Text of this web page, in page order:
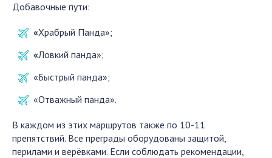
Добавочные пути:
«Храбрый Панда»;
«Ловкий панда»;
«Быстрый панда»;
«Отважный панда».
В каждом из этих маршрутов также по 10-11
препятствий. Все преграды оборудованы защитой,
перилами и верёвками. Если соблюдать рекомендации,